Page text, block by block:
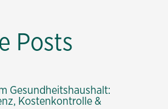
Posts
Gesundheitshaushalt:
Kostenkontrolle &